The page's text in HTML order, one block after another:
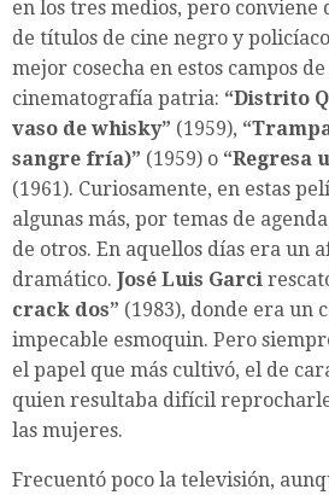
en los tres medios, pero
de títulos de cine negro y
mejor cosecha en estos campos
cinematografía patria: “Distrito
vaso de whisky” (1959),
sangre fría)” (1959) o “Regresa
(1961). Curiosamente, en estas
algunas más, por temas de
de otros. En aquellos días era un
dramático. José Luis Garci
crack dos” (1983), donde era un
impecable esmoquin. Pero
el papel que más cultivó, el de
quien resultaba difícil
las mujeres.
Frecuentó poco la televisión,